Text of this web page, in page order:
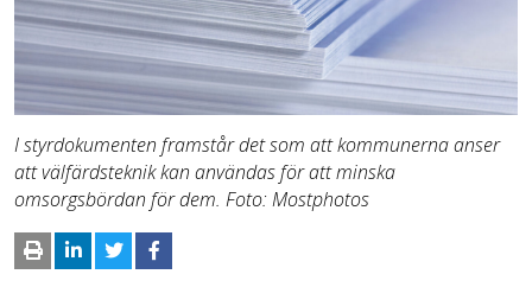
I styrdokumenten framstår det som att kommunerna anser
att välfärdsteknik kan användas för att minska
omsorgsbördan för dem. Foto: Mostphotos